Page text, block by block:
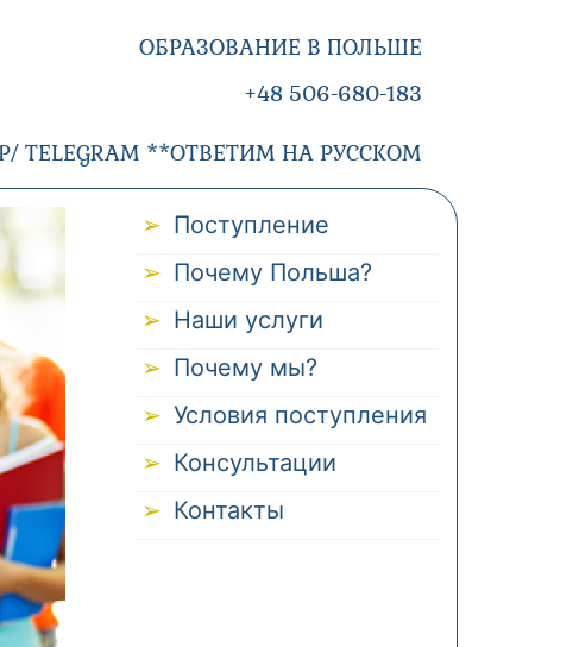
ОБРАЗОВАНИЕ В ПОЛЬШЕ
+48 506-680-183
TELEGRAM **ОТВЕТИМ НА РУССКОМ
Поступление
Почему Польша?
Наши услуги
Почему мы?
Условия поступления
Консультации
Контакты